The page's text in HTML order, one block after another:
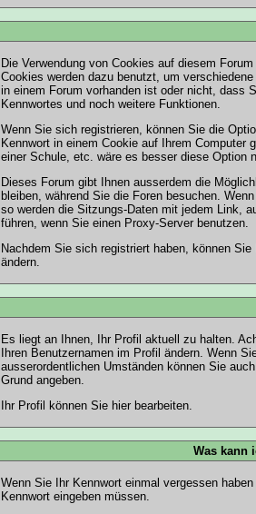
Die Verwendung von Cookies auf diesem
Cookies werden dazu benutzt, um
in einem Forum vorhanden ist oder nicht, dass
Kennwortes und noch weitere Funktionen.
Wenn Sie sich registrieren, können Sie die
Kennwort in einem Cookie auf Ihrem
einer Schule, etc. wäre es besser diese Option
Dieses Forum gibt Ihnen ausserdem die
bleiben, während Sie die Foren besuchen.
so werden die Sitzungs-Daten mit jedem Link,
führen, wenn Sie einen Proxy-Server benutzen.
Nachdem Sie sich registriert haben, können
ändern.
Es liegt an Ihnen, Ihr Profil aktuell zu halten.
Ihren Benutzernamen im Profil ändern. Wenn
ausserordentlichen Umständen können Sie
Grund angeben.
Ihr Profil können Sie hier bearbeiten.
Was kann
Wenn Sie Ihr Kennwort einmal vergessen
Kennwort eingeben müssen.